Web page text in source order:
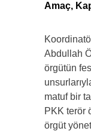
Amaç,
Abdullah
örgütün
matuf bir
PKK terör
örgüt